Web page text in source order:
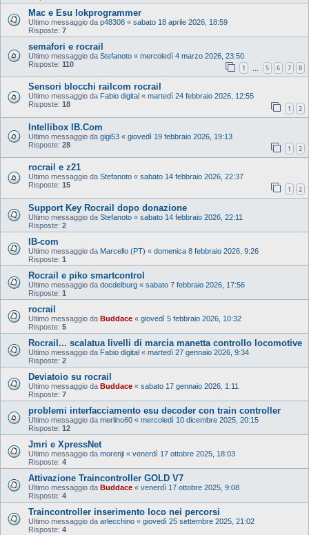
Mac e Esu lokprogrammer
Ultimo messaggio da p48308 « sabato 18 aprile 2026, 18:59
Risposte: 7
semafori e rocrail
Ultimo messaggio da Stefanoto « mercoledì 4 marzo 2026, 23:50
Risposte: 110 1 5 6 7 8
Sensori blocchi railcom rocrail
Ultimo messaggio da Fabio digital « martedì 24 febbraio 2026, 12:55
Risposte: 18 1 2
Intellibox IB.Com
Ultimo messaggio da gigi53 « giovedì 19 febbraio 2026, 19:13
Risposte: 28 1 2
rocrail e z21
Ultimo messaggio da Stefanoto « sabato 14 febbraio 2026, 22:37
Risposte: 15 1 2
Support Key Rocrail dopo donazione
Ultimo messaggio da Stefanoto « sabato 14 febbraio 2026, 22:11
Risposte: 2
IB-com
Ultimo messaggio da Marcello (PT) « domenica 8 febbraio 2026, 9:26
Risposte: 1
Rocrail e piko smartcontrol
Ultimo messaggio da docdelburg « sabato 7 febbraio 2026, 17:56
Risposte: 1
rocrail
Ultimo messaggio da Buddace « giovedì 5 febbraio 2026, 10:32
Risposte: 5
Rocrail... scalatua livelli di marcia manetta controllo locomotive
Ultimo messaggio da Fabio digital « martedì 27 gennaio 2026, 9:34
Risposte: 2
Deviatoio su rocrail
Ultimo messaggio da Buddace « sabato 17 gennaio 2026, 1:11
Risposte: 7
problemi interfacciamento esu decoder con train controller
Ultimo messaggio da merlino60 « mercoledì 10 dicembre 2025, 20:15
Risposte: 12
Jmri e XpressNet
Ultimo messaggio da morenji « venerdì 17 ottobre 2025, 18:03
Risposte: 4
Attivazione Traincontroller GOLD V7
Ultimo messaggio da Buddace « venerdì 17 ottobre 2025, 9:08
Risposte: 4
Traincontroller inserimento loco nei percorsi
Ultimo messaggio da arlecchino « giovedì 25 settembre 2025, 21:02
Risposte: 4